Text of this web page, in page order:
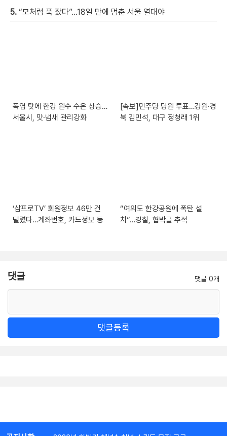
5. “모처럼 푹 잤다”…18일 만에 멈춘 서울 열대야
폭염 탓에 한강 원수 수온 상승…
서울시, 맛·냄새 관리강화
[속보]민주당 당원 투표…강원·경
북 김민석, 대구 정청래 1위
‘삼프로TV’ 회원정보 46만 건
털렸다…계좌번호, 카드정보 등
“여의도 한강공원에 폭탄 설
치”…경찰, 협박글 추적
댓글 댓글 0개
댓글등록